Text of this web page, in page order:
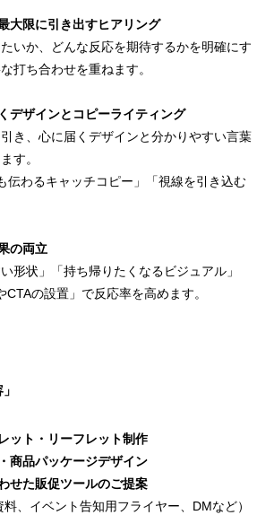
大限に引き出すヒアリング
いか、どんな反応を期待するかを明確にす
打ち合わせを重ねます。
デザインとコピーライティング
き、心に届くデザインと分かりやすい言葉
す。
伝わるキャッチコピー」「視線を引き込む
の両立
い形状」「持ち帰りたくなるビジュアル」
CTAの設置」で反応率を高めます。
ット・リーフレット制作
商品パッケージデザイン
せた販促ツールのご提案
料、イベント告知用フライヤー、DMなど）